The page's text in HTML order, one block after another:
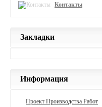
Контакты
Закладки
Информация
Проект Производства Работ